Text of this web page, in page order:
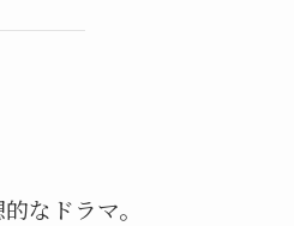
なドラマ。